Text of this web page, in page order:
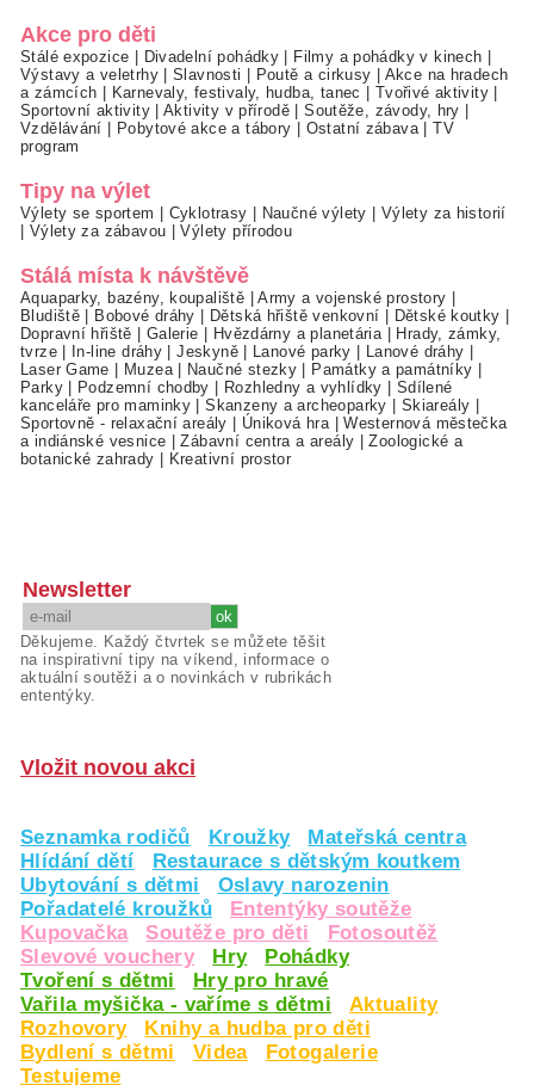
Akce pro děti
Stálé expozice Divadelní pohádky Filmy a pohádky v kinech
Výstavy a veletrhy|Slavnosti Poutě a cirkusy
Akce na hradech
a zámcích
Karnevaly, festivaly, hudba, tanec Tvořivé aktivity
Sportovní aktivity|Aktivity v přírodě |Soutěže, závody, hry
Vzdělávání
Pobytové akce a tábory Ostatní zábava|TV
program
Tipy na výlet
Výlety se sportem Cyklotrasy Naučné výlety
Výlety za historií
Výlety za zábavou |Výlety přírodou
Stálá místa k návštěvě
Aquaparky, bazény, koupaliště |Army a vojenské prostory
Bludiště
Bobové dráhy Dětská hřiště venkovní Dětské koutky
Dopravní hřiště
Galerie Hvězdárny a planetária|
Hrady, zámky,
tvrze| In-line dráhy |Jeskyně| Lanové parky Lanové dráhy
Laser Game
Muzea| Naučné stezky Památky a památníky
Parky| Podzemní chodby Rozhledny a vyhlídky
Sdílené
kanceláře pro maminky |Skanzeny a archeoparky Skiareály
Sportovně - relaxační areály
Úniková hra|Westernová městečka
a indiánské vesnice |Zábavní centra a areály |Zoologické a
botanické zahrady
Kreativní prostor
Newsletter
Děkujeme. Každý čtvrtek se můžete těšit
na inspirativní tipy na víkend, informace o
aktuální soutěži a o novinkách v rubrikách
ententýky.
Vložit novou akci
Seznamka rodičů Kroužky
Mateřská centra
Hlídání dětí
Restaurace s dětským koutkem
Ubytování s dětmi
Oslavy narozenin
Pořadatelé kroužků
Ententýky soutěže
Kupovačka
Soutěže pro děti
Fotosoutěž
Slevové vouchery
Hry
Pohádky
Tvoření s dětmi
Hry pro hravé
Vařila myšička - vaříme s dětmi
Aktuality
Rozhovory
Knihy a hudba pro děti
Bydlení s dětmi
Videa
Fotogalerie
Testujeme